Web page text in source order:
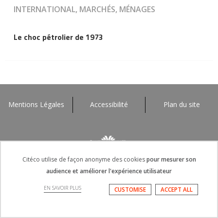
INTERNATIONAL, MARCHÉS, MÉNAGES
Le choc pétrolier de 1973
Mentions Légales Accessibilité Plan du site
Citéco utilise de façon anonyme des cookiespour mesurer son
audience et améliorer l'expérience utilisateur
EN SAVOIR PLUS ACCEPT ALL
CUSTOMISE